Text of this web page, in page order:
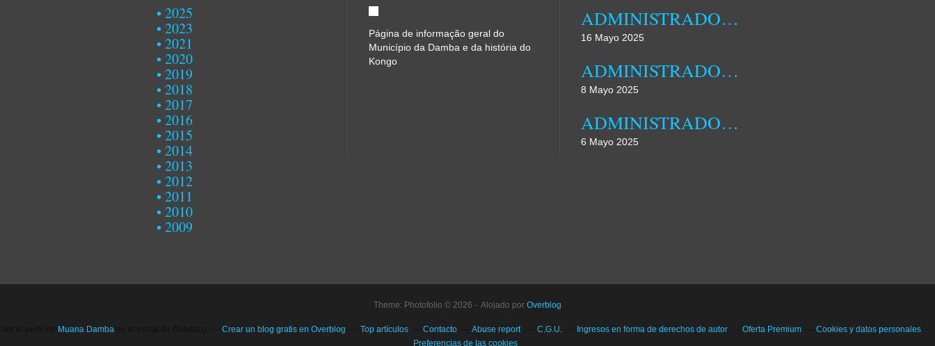
2025
2023
2021
2020
2019
2018
2017
2016
2015
2014
2013
2012
2011
2010
2009
Página de informação geral do
Município da Damba e da história do
Kongo
ADMINISTRADORA MUNICIPAL DA DAMBA RECEBEU ONTEM TÉCNICOS DA EMPRESA OSSIYETO
16 Mayo 2025
ADMINISTRADORA MUNICIPAL DA DAMBA REALIZOU HOJE JORNADA DE CAMPO
8 Mayo 2025
ADMINISTRADORA MUNICIPAL DA DAMBA DESTACA FAMÍLIA COMO NÚCLEO FUNDAMENTAL DA SOCIEDADE
6 Mayo 2025
Theme: Photofolio © 2026 - Alojado por Overblog
Muana Damba Crear un blog gratis en Overblog Top artículos Contacto Abuse report C.G.U. Ingresos en forma de derechos de autor Oferta Premium
Cookies y datos personales
Preferencias de las cookies